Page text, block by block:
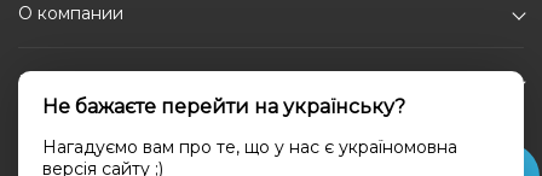
О компании
Каталог
Социальные сети
Не бажаєте перейти на українську?
Нагадуємо вам про те, що у нас є україномовна
версія сайту ;)